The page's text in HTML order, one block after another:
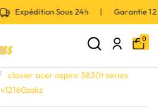
Expédition Sous 24h | Garantie
0
clavier acer aspire 3830t series
v12160zakz